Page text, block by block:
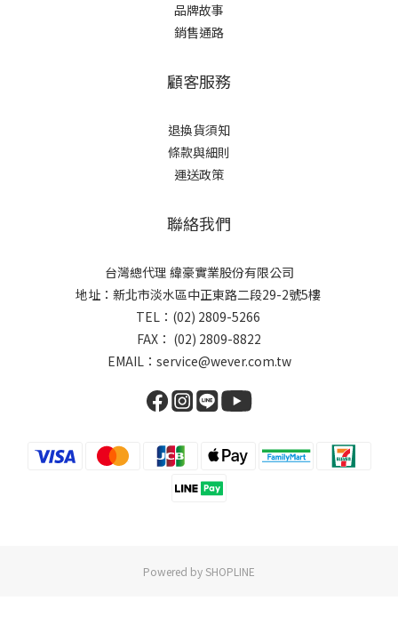
品牌故事
銷售通路
顧客服務
退換貨須知
條款與細則
運送政策
聯絡我們
台灣總代理 緯豪實業股份有限公司
地址：新北市淡水區中正東路二段29-2號5樓
TEL：(02) 2809-5266
FAX： (02) 2809-8822
EMAIL：service@wever.com.tw
Powered by SHOPLINE